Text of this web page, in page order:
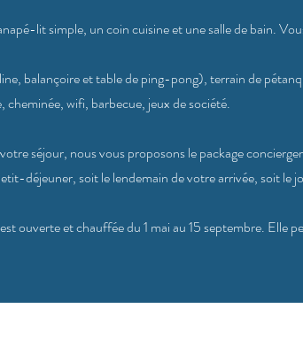
lit simple, un coin cuisine et une salle de bain.
balançoire et table de ping-pong), terrain de
cheminée, wifi, barbecue, jeux de société.
séjour, nous vous proposons le package
déjeuner, soit le lendemain de votre arrivée, soit le
ouverte et chauffée du 1 mai au 15 septembre. Elle